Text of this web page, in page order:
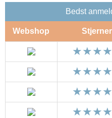
Bedst
Webshop Stjerner